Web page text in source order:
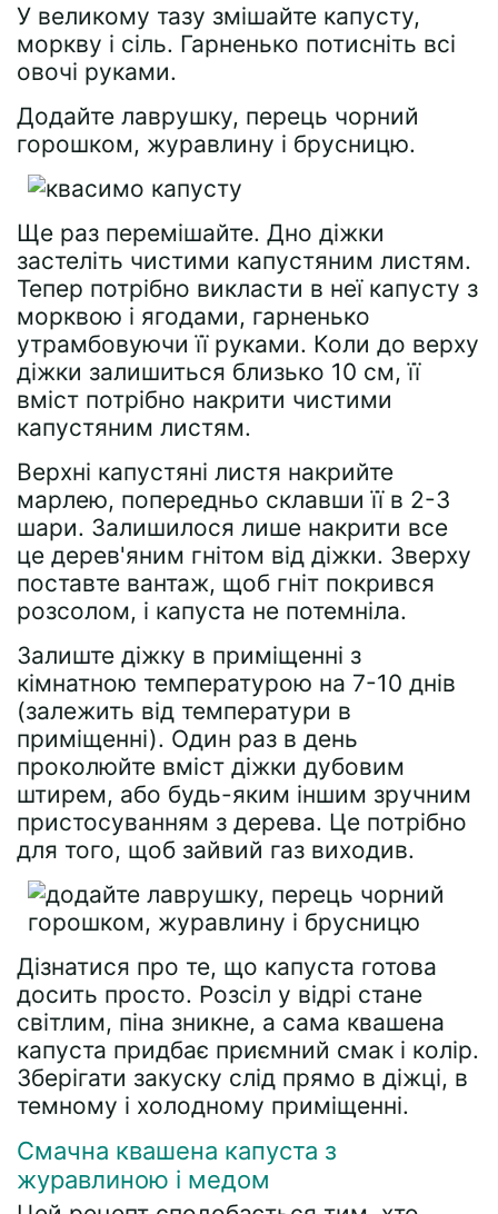
У великому тазу змішайте капусту,
моркву і сіль. Гарненько потисніть всі
овочі руками.
Додайте лаврушку, перець чорний
горошком, журавлину і брусницю.
Ще раз перемішайте. Дно діжки
застеліть чистими капустяним листям.
Тепер потрібно викласти в неї капусту з
морквою і ягодами, гарненько
утрамбовуючи її руками. Коли до верху
діжки залишиться близько 10 см, її
вміст потрібно накрити чистими
капустяним листям.
Верхні капустяні листя накрийте
марлею, попередньо склавши її в 2-3
шари. Залишилося лише накрити все
це дерев'яним гнітом від діжки. Зверху
поставте вантаж, щоб гніт покрився
розсолом, і капуста не потемніла.
Залиште діжку в приміщенні з
кімнатною температурою на 7-10 днів
(залежить від температури в
приміщенні). Один раз в день
проколюйте вміст діжки дубовим
штирем, або будь-яким іншим зручним
пристосуванням з дерева. Це потрібно
для того, щоб зайвий газ виходив.
Дізнатися про те, що капуста готова
досить просто. Розсіл у відрі стане
світлим, піна зникне, а сама квашена
капуста придбає приємний смак і колір.
Зберігати закуску слід прямо в діжці, в
темному і холодному приміщенні.
Смачна квашена капуста з
журавлиною і медом